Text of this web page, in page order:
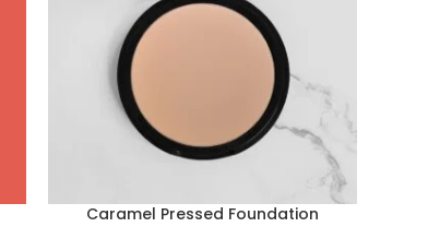
Caramel Pressed Foundation